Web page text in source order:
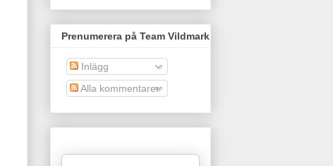
Prenumerera på Team Vildmark
Inlägg
Alla kommentarer